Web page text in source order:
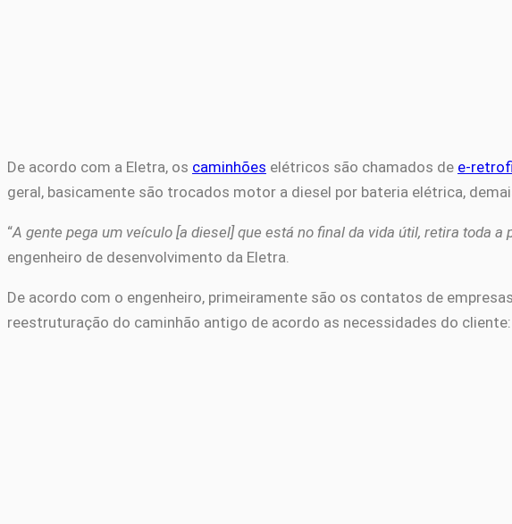
De acordo com a Eletra, os caminhões elétricos são chamados de e-
geral, basicamente são trocados motor a diesel por bateria elétrica,
“A gente pega um veículo [a diesel] que está no final da vida útil, retira toda
engenheiro de desenvolvimento da Eletra.
De acordo com o engenheiro, primeiramente são os contatos de
reestruturação do caminhão antigo de acordo as necessidades do